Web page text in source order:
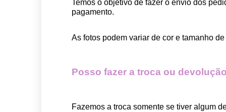
Temos o objetivo de fazer o envio dos
pagamento.
As fotos podem variar de cor e tamanho
Posso fazer a troca ou
Fazemos a troca somente se tiver algum